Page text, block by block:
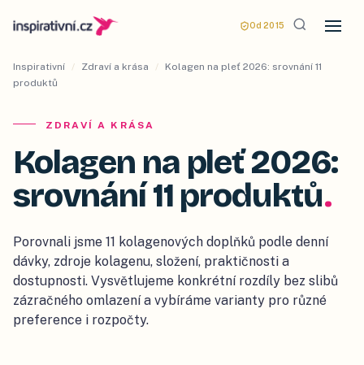
Od 2015
Inspirativní / Zdraví a krása /
Kolagen na pleť 2026: srovnání 11
produktů
ZDRAVÍ A KRÁSA
Kolagen na pleť 2026:
srovnání 11 produktů.
Porovnali jsme 11 kolagenových doplňků podle denní
dávky, zdroje kolagenu, složení, praktičnosti a
dostupnosti. Vysvětlujeme konkrétní rozdíly bez slibů
zázračného omlazení a vybíráme varianty pro různé
preference i rozpočty.